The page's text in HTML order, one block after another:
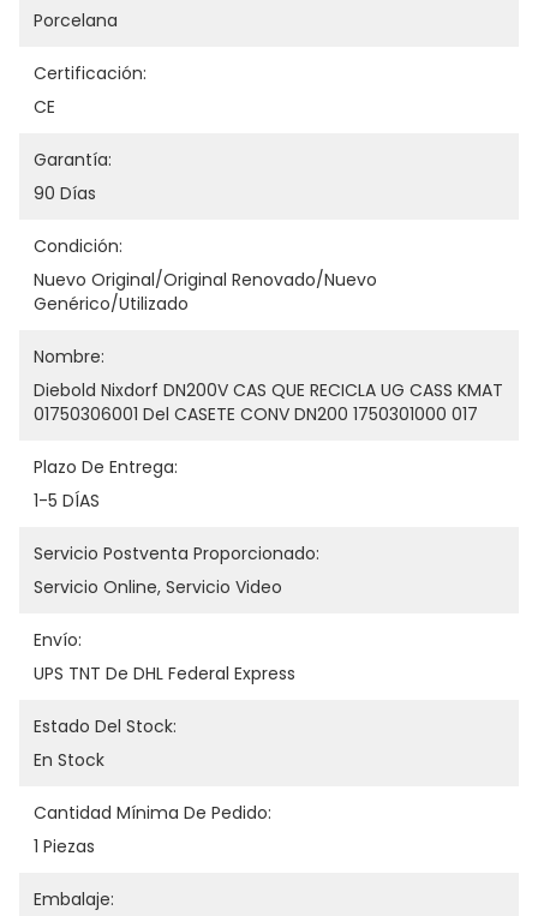
Porcelana
Certificación:
CE
Garantía:
90 Días
Condición:
Nuevo Original/original Renovado/nuevo
Genérico/utilizado
Nombre:
Diebold Nixdorf DN200V CAS QUE RECICLA UG CASS KMAT
01750306001 Del CASETE CONV DN200 1750301000 017
Plazo De Entrega:
1-5 DÍAS
Servicio Postventa Proporcionado:
Servicio Online, Servicio Video
Envío:
UPS TNT De DHL Federal Express
Estado Del Stock:
En Stock
Cantidad Mínima De Pedido:
1 Piezas
Embalaje: